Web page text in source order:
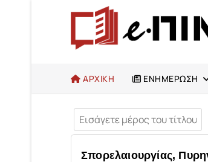
ΑΡΧΙΚΗ ΕΝΗΜΕΡΩΣΗ
Εισάγετε μέρος του τίτλου.
Σπορελαιουργίας,